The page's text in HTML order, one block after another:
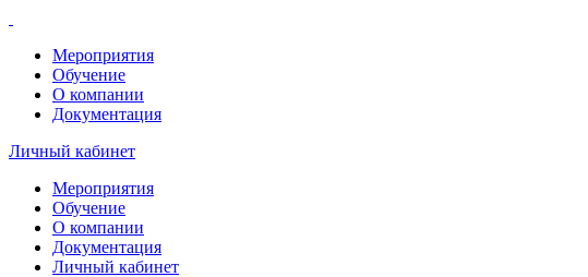
Мероприятия
Обучение
О компании
Документация
Личный кабинет
Мероприятия
Обучение
О компании
Документация
Личный кабинет